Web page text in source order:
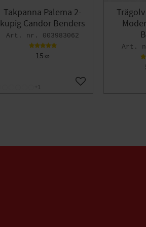
Takpanna Palema 2-
kupig Candor Benders
003983062
15 KR
Lägg till i favoriter
+1